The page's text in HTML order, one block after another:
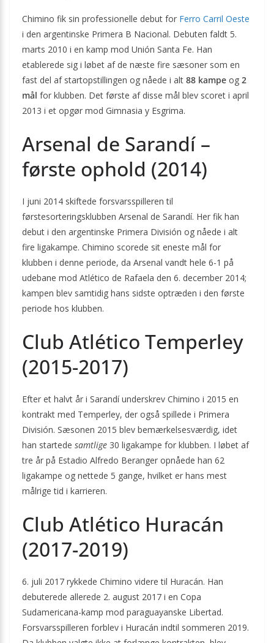
Chimino fik sin professionelle debut for Ferro Carril Oeste
i den argentinske Primera B Nacional. Debuten faldt 5.
marts 2010 i en kamp mod Unión Santa Fe. Han
etablerede sig i løbet af de næste fire sæsoner som en
fast del af startopstillingen og nåede i alt 88 kampe og 2
mål for klubben. Det første af disse mål blev scoret i april
2013 i et opgør mod Gimnasia y Esgrima.
Arsenal de Sarandí –
første ophold (2014)
I juni 2014 skiftede forsvarsspilleren til
førstesorteringsklubben Arsenal de Sarandí. Her fik han
debut i den argentinske Primera División og nåede i alt
fire ligakampe. Chimino scorede sit eneste mål for
klubben i denne periode, da Arsenal vandt hele 6-1 på
udebane mod Atlético de Rafaela den 6. december 2014;
kampen blev samtidig hans sidste optræden i den første
periode hos klubben.
Club Atlético Temperley
(2015-2017)
Efter et halvt år i Sarandí underskrev Chimino i 2015 en
kontrakt med Temperley, der også spillede i Primera
División. Sæsonen 2015 blev bemærkelsesværdig, idet
han startede samtlige 30 ligakampe for klubben. I løbet af
tre år på Estadio Alfredo Beranger opnåede han 62
ligakampe og nettede 5 gange, hvilket er hans mest
målrige tid i karrieren.
Club Atlético Huracán
(2017-2019)
6. juli 2017 rykkede Chimino videre til Huracán. Han
debuterede allerede 2. august 2017 i en Copa
Sudamericana-kamp mod paraguayanske Libertad.
Forsvarsspilleren forblev i Huracán indtil sommeren 2019.